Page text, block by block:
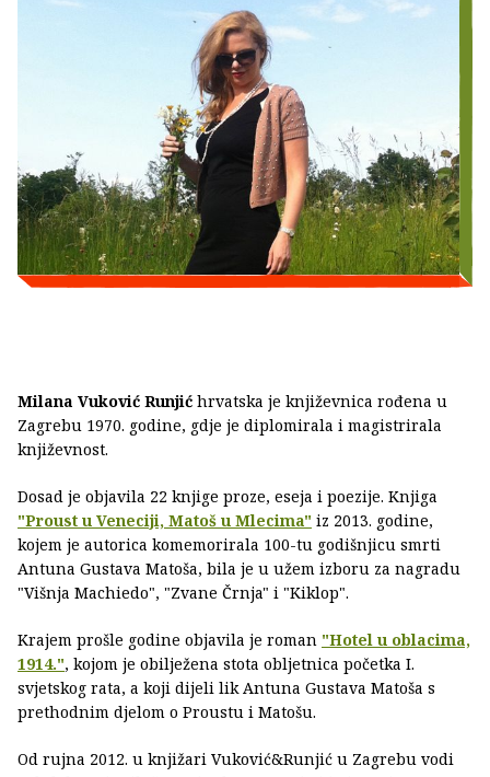
Milana Vuković Runjić hrvatska je književnica rođena u
Zagrebu 1970. godine, gdje je diplomirala i magistrirala
književnost.
Dosad je objavila 22 knjige proze, eseja i poezije. Knjiga
"Proust u Veneciji, Matoš u Mlecima" iz 2013. godine,
kojem je autorica komemorirala 100-tu godišnjicu smrti
Antuna Gustava Matoša, bila je u užem izboru za nagradu
"Višnja Machiedo", "Zvane Črnja" i "Kiklop".
Krajem prošle godine objavila je roman "Hotel u oblacima,
1914.", kojom je obilježena stota obljetnica početka I.
svjetskog rata, a koji dijeli lik Antuna Gustava Matoša s
prethodnim djelom o Proustu i Matošu.
Od rujna 2012. u knjižari Vuković&Runjić u Zagrebu vodi